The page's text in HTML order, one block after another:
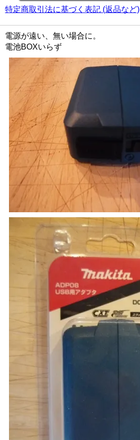
特定商取引法に基づく表記 (返品など)
電源が遠い、無い場合に。
電池BOXいらず